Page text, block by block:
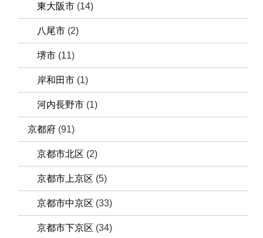
東大阪市 (14)
八尾市 (2)
堺市 (11)
岸和田市 (1)
河内長野市 (1)
京都府 (91)
京都市北区 (2)
京都市上京区 (5)
京都市中京区 (33)
京都市下京区 (34)